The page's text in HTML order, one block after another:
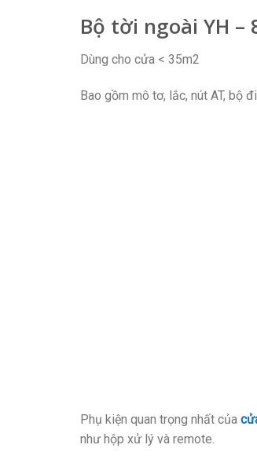
Bộ tời ngoài YH –
Dùng cho cửa < 35m2
Bao gồm mô tơ, lắc, nút AT, bộ
Phụ kiện quan trọng nhất của
như hộp xử lý và remote.